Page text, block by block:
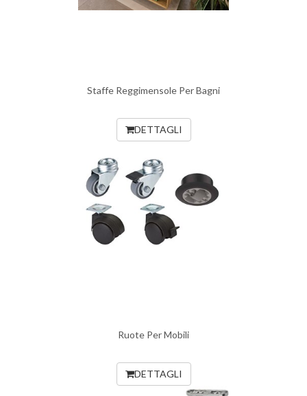
Staffe Reggimensole Per Bagni
DETTAGLI
Ruote Per Mobili
DETTAGLI